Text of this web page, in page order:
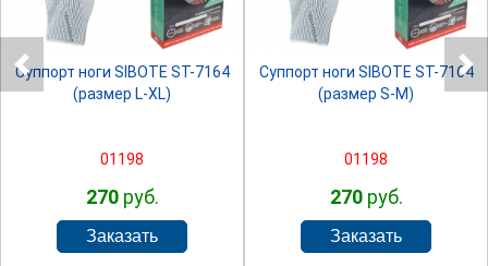
Суппорт ноги SIBOTE ST-7164
(размер L-XL)
01198
270руб.
Суппорт ноги SIBOTE ST-7164
(размер S-M)
01198
270руб.